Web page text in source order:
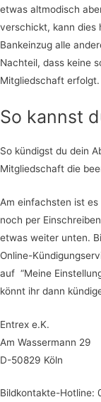
etwas altmodisch
verschickt, kann dies
Bankeinzug alle
Nachteil, dass keine
Mitgliedschaft erfolgt.
So kannst
So kündigst du dein
Mitgliedschaft die
Am einfachsten ist
noch per
etwas weiter unten.
Online-
auf “Meine
könnt ihr dann
Entrex e.K.
Am Wassermann 29
D-50829 Köln
Bildkontakte-Hotline: